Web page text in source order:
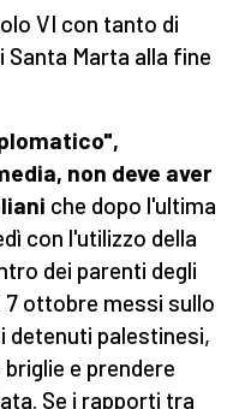
VI con tanto di
Marta alla fine
non deve aver
che dopo l'ultima
con l'utilizzo della
dei parenti degli
7 ottobre messi sullo
detenuti palestinesi,
e prendere
Se i rapporti tra